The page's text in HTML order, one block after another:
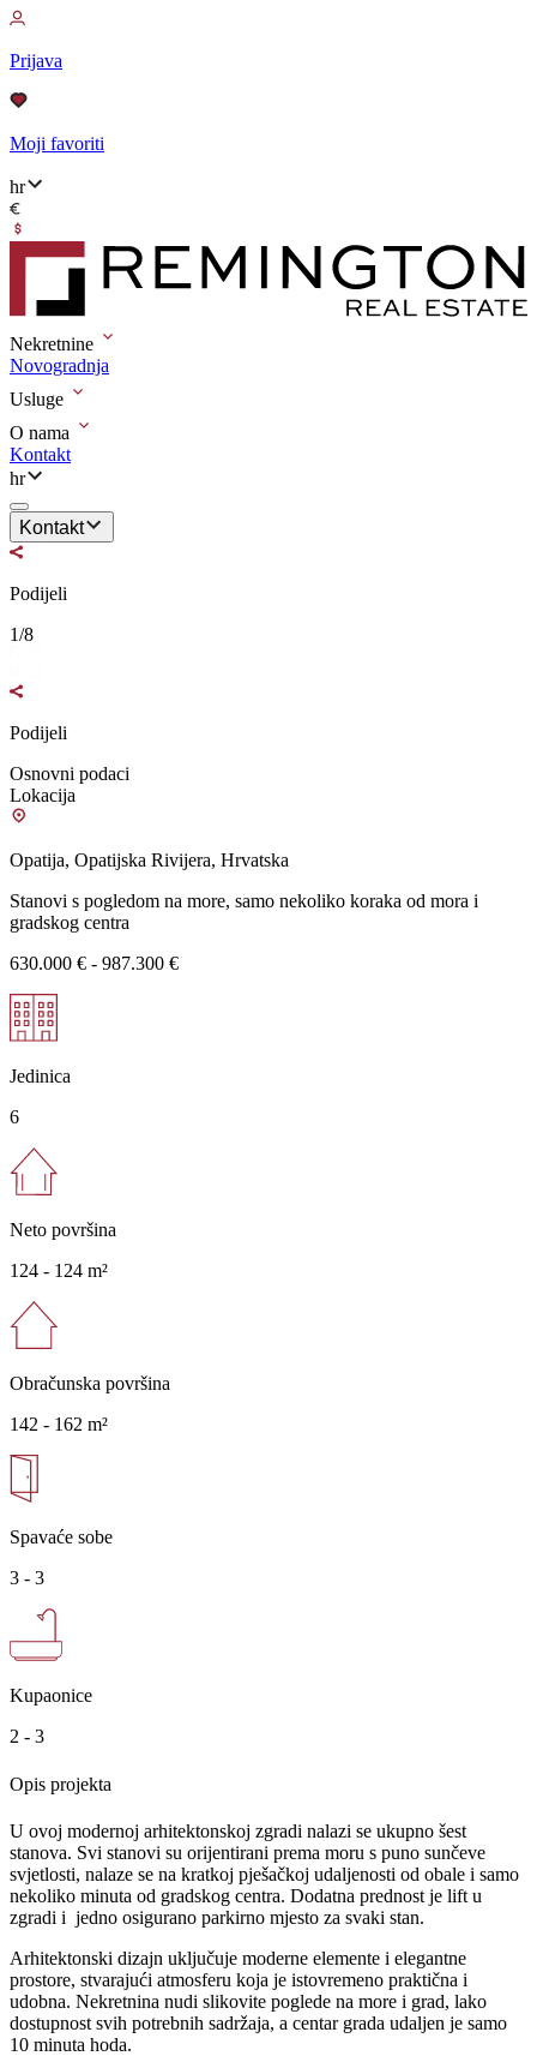
Prijava
Moji favoriti
hr
Nekretnine
Novogradnja
Usluge
O nama
Kontakt
hr
Kontakt
Podijeli
1/8
Podijeli
Osnovni podaci
Lokacija
Opatija, Opatijska Rivijera, Hrvatska
Stanovi s pogledom na more, samo nekoliko koraka od mora i
gradskog centra
630.000 € - 987.300 €
Jedinica
6
Neto površina
124 - 124 m²
Obračunska površina
142 - 162 m²
Spavaće sobe
3 - 3
Kupaonice
2 - 3
Opis projekta
U ovoj modernoj arhitektonskoj zgradi nalazi se ukupno šest
stanova. Svi stanovi su orijentirani prema moru s puno sunčeve
svjetlosti, nalaze se na kratkoj pješačkoj udaljenosti od obale i samo
nekoliko minuta od gradskog centra. Dodatna prednost je lift u
zgradi i jedno osigurano parkirno mjesto za svaki stan.
Arhitektonski dizajn uključuje moderne elemente i elegantne
prostore, stvarajući atmosferu koja je istovremeno praktična i
udobna. Nekretnina nudi slikovite poglede na more i grad, lako
dostupnost svih potrebnih sadržaja, a centar grada udaljen je samo
10 minuta hoda.